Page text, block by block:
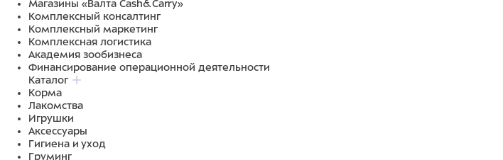
Магазины «Валта Cash&Carry»
Комплексный консалтинг
Комплексный маркетинг
Комплексная логистика
Академия зообизнеса
Финансирование операционной деятельности
Каталог
Корма
Лакомства
Игрушки
Аксессуары
Гигиена и уход
Груминг